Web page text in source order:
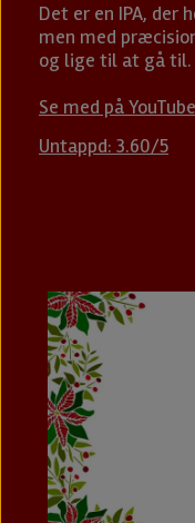
Det er en IPA, der
men med
og lige til at gå til.
Se med på
Untappd: 3.60/5